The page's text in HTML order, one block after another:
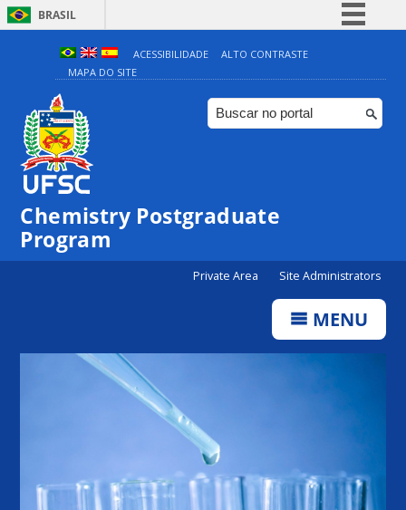
BRASIL
Simplifique!
Comunica BR
Participe
ACESSIBILIDADE
ALTO CONTRASTE
MAPA DO SITE
Chemistry Postgraduate
Program
Private Area Site Administrators
MENU